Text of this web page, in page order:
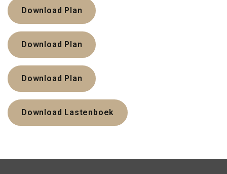
Download Plan
Download Plan
Download Plan
Download Lastenboek